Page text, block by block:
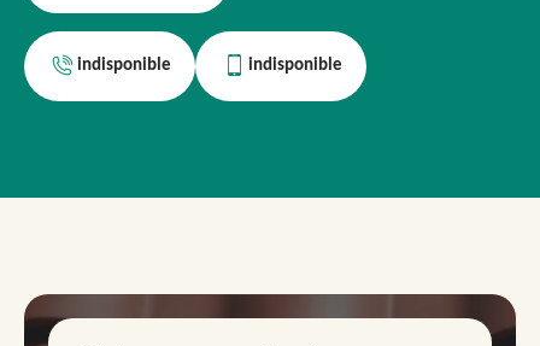
indisponible indisponible